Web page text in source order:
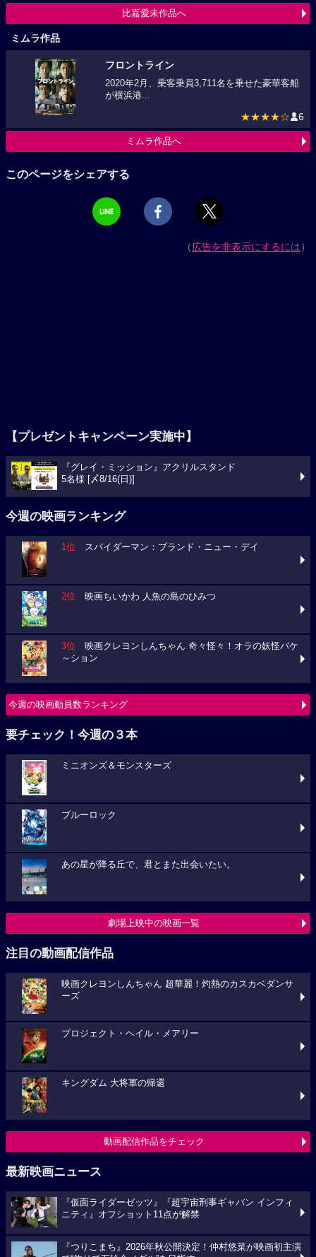
比嘉愛未作品へ
ミムラ作品
フロントライン
2020年2月、乗客乗員3,711名を乗せた豪華客船
が横浜港...
★★★★☆ 6
ミムラ作品へ
このページをシェアする
（広告を非表示にするには）
【プレゼントキャンペーン実施中】
『グレイ・ミッション』アクリルスタンド
5名様 [〆8/16(日)]
今週の映画ランキング
1位 スパイダーマン：ブランド・ニュー・デイ
2位 映画ちいかわ 人魚の島のひみつ
3位 映画クレヨンしんちゃん 奇々怪々！オラの妖怪バケ
～ション
今週の映画動員数ランキング
要チェック！今週の３本
ミニオンズ＆モンスターズ
ブルーロック
あの星が降る丘で、君とまた出会いたい。
劇場上映中の映画一覧
注目の動画配信作品
映画クレヨンしんちゃん 超華麗！灼熱のカスカベダンサ
ーズ
プロジェクト・ヘイル・メアリー
キングダム 大将軍の帰還
動画配信作品をチェック
最新映画ニュース
『仮面ライダーゼッツ』『超宇宙刑事ギャバン インフィ
ニティ』オフショット11点が解禁
『つりこまち』2026年秋公開決定！仲村悠菜が映画初主演